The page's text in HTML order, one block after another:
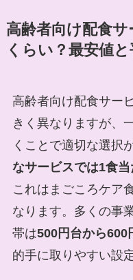
高齢者向け配食
くらい？最安値
高齢者向け配食サー
きく異なりますが、
くことで適切な選択
なサービスでは1食
これはまごころケア
なります。多くの事
帯は500円台から600
的手に取りやすい設